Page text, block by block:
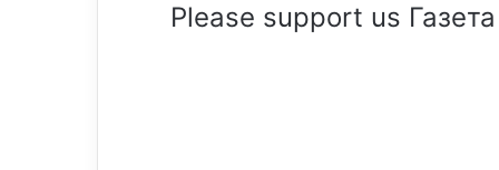
Please support us